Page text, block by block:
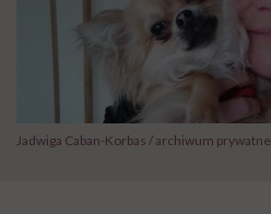
Jadwiga Caban-Korbas / archiwum prywatne